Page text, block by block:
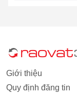
Giới thiệu
Quy định đăng tin